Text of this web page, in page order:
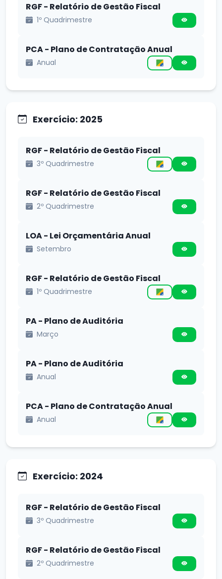
RGF - Relatório de Gestão Fiscal
1º Quadrimestre
PCA - Plano de Contratação Anual
Anual
Exercício: 2025
RGF - Relatório de Gestão Fiscal
3º Quadrimestre
RGF - Relatório de Gestão Fiscal
2º Quadrimestre
LOA - Lei Orçamentária Anual
Setembro
RGF - Relatório de Gestão Fiscal
1º Quadrimestre
PA - Plano de Auditória
Março
PA - Plano de Auditória
Anual
PCA - Plano de Contratação Anual
Anual
Exercício: 2024
RGF - Relatório de Gestão Fiscal
3º Quadrimestre
RGF - Relatório de Gestão Fiscal
2º Quadrimestre